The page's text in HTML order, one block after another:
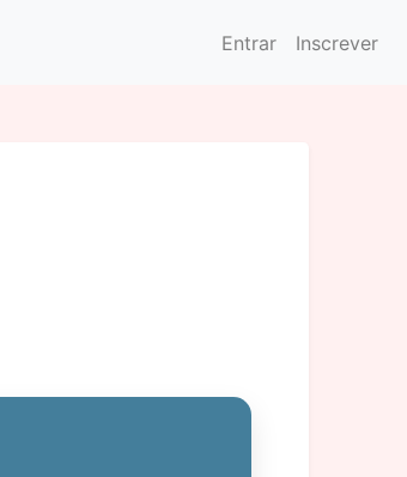
Entrar Inscrever